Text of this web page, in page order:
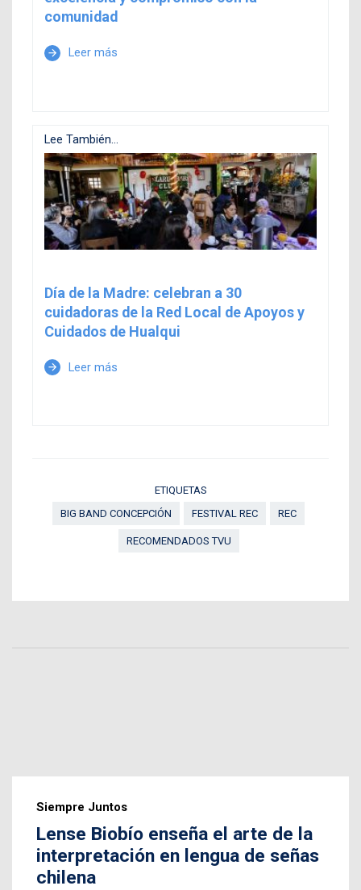
comunidad
arrow_forward Leer más
Lee También...
Día de la Madre: celebran a 30
cuidadoras de la Red Local de Apoyos y
Cuidados de Hualqui
arrow_forward Leer más
ETIQUETAS
BIG BAND CONCEPCIÓN
FESTIVAL REC REC
RECOMENDADOS TVU
Siempre Juntos
Lense Biobío enseña el arte de la
interpretación en lengua de señas
chilena